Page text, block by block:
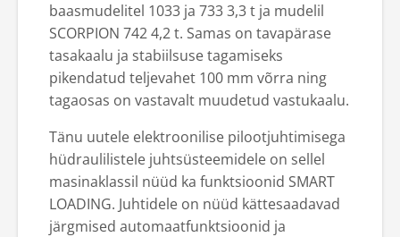
baasmudelitel 1033 ja 733 3,3 t ja mudelil
SCORPION 742 4,2 t. Samas on tavapärase
tasakaalu ja stabiilsuse tagamiseks
pikendatud teljevahet 100 mm võrra ning
tagaosas on vastavalt muudetud vastukaalu.
Tänu uutele elektroonilise pilootjuhtimisega
hüdraulilistele juhtsüsteemidele on sellel
masinaklassil nüüd ka funktsioonid SMART
LOADING. Juhtidele on nüüd kättesaadavad
järgmised automaatfunktsioonid ja